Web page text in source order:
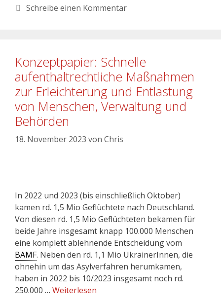
Schreibe einen Kommentar
Konzeptpapier: Schnelle
aufenthaltrechtliche Maßnahmen
zur Erleichterung und Entlastung
von Menschen, Verwaltung und
Behörden
18. November 2023 von Chris
In 2022 und 2023 (bis einschließlich Oktober)
kamen rd. 1,5 Mio Geflüchtete nach Deutschland.
Von diesen rd. 1,5 Mio Geflüchteten bekamen für
beide Jahre insgesamt knapp 100.000 Menschen
eine komplett ablehnende Entscheidung vom
BAMF. Neben den rd. 1,1 Mio UkrainerInnen, die
ohnehin um das Asylverfahren herumkamen,
haben in 2022 bis 10/2023 insgesamt noch rd.
250.000 … Weiterlesen